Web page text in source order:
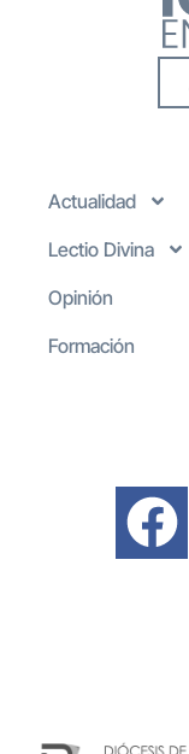
Actualidad
Lectio Divina
Opinión
Formación